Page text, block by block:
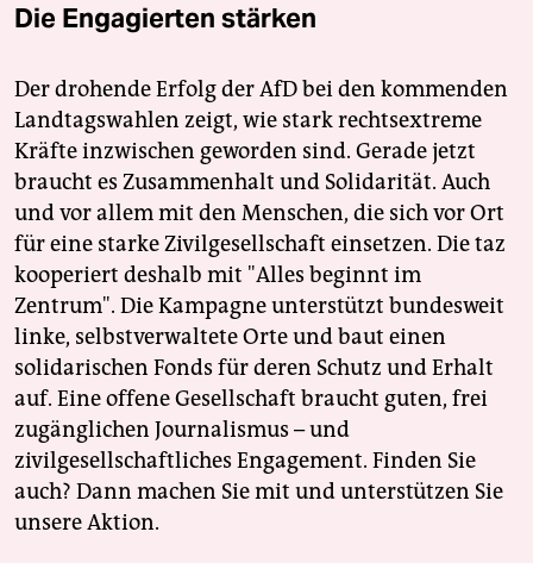
Die Engagierten stärken
Der drohende Erfolg der AfD bei den kommenden
Landtagswahlen zeigt, wie stark rechtsextreme
Kräfte inzwischen geworden sind. Gerade jetzt
braucht es Zusammenhalt und Solidarität. Auch
und vor allem mit den Menschen, die sich vor Ort
für eine starke Zivilgesellschaft einsetzen. Die taz
kooperiert deshalb mit "Alles beginnt im
Zentrum". Die Kampagne unterstützt bundesweit
linke, selbstverwaltete Orte und baut einen
solidarischen Fonds für deren Schutz und Erhalt
auf. Eine offene Gesellschaft braucht guten, frei
zugänglichen Journalismus – und
zivilgesellschaftliches Engagement. Finden Sie
auch? Dann machen Sie mit und unterstützen Sie
unsere Aktion.